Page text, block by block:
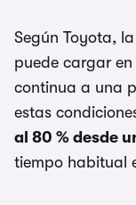
Según Toyota,
puede cargar
continua a una
estas
al 80 % desde
tiempo habitual